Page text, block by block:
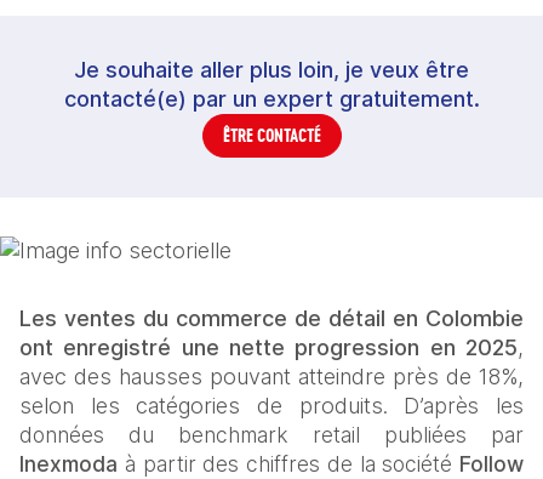
Je souhaite aller plus loin, je veux être
contacté(e) par un expert gratuitement.
ÊTRE CONTACTÉ
Les ventes du commerce de détail en Colombie
ont enregistré une nette progression en 2025,
avec des hausses pouvant atteindre près de 18%,
selon les catégories de produits. D’après les
Inexmoda à partir des chiffres de la société Follow